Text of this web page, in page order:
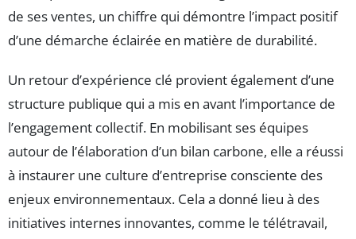
de ses ventes, un chiffre qui démontre l’impact positif
d’une démarche éclairée en matière de durabilité.
Un retour d’expérience clé provient également d’une
structure publique qui a mis en avant l’importance de
l’engagement collectif. En mobilisant ses équipes
autour de l’élaboration d’un bilan carbone, elle a réussi
à instaurer une culture d’entreprise consciente des
enjeux environnementaux. Cela a donné lieu à des
initiatives internes innovantes, comme le télétravail,